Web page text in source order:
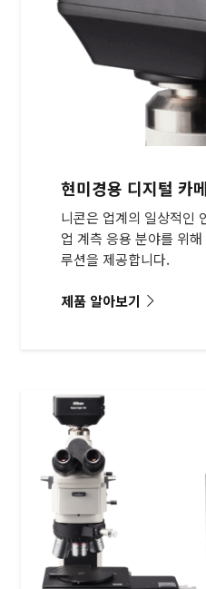
현미경용 디지털 카
니콘은 업계의 일상적인
업 계측 응용 분야를 위
루션을 제공합니다.
제품 알아보기